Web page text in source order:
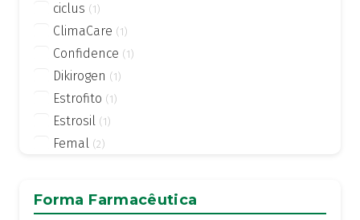
ciclus (1)
ClimaCare (1)
Confidence (1)
Dikirogen (1)
Estrofito (1)
Estrosil (1)
Femal (2)
Gestacare (5)
Forma Farmacêutica